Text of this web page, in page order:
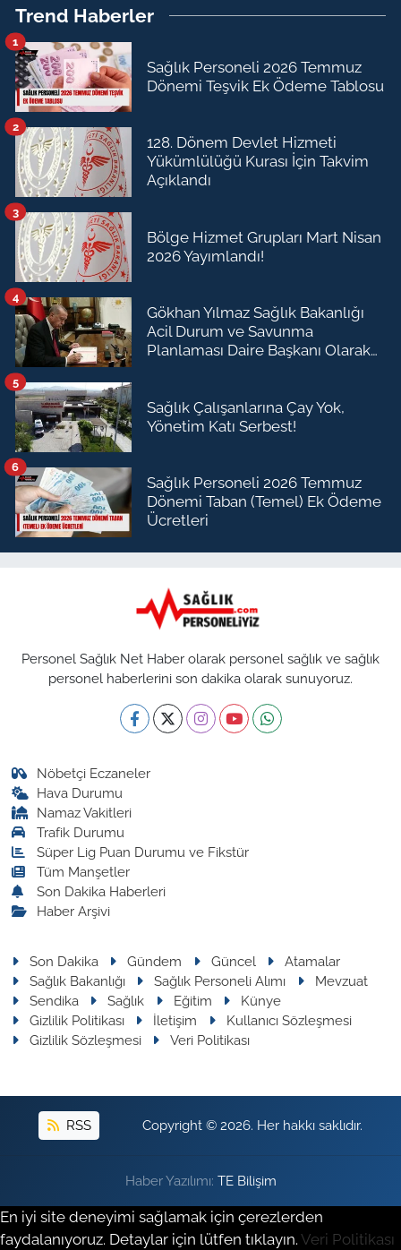
Trend Haberler
Sağlık Personeli 2026 Temmuz
Dönemi Teşvik Ek Ödeme Tablosu
1
128. Dönem Devlet Hizmeti
Yükümlülüğü Kurası İçin Takvim
Açıklandı
2
Bölge Hizmet Grupları Mart Nisan
2026 Yayımlandı!
3
Gökhan Yılmaz Sağlık Bakanlığı
Acil Durum ve Savunma
Planlaması Daire Başkanı Olarak
4
Sağlık Çalışanlarına Çay Yok,
Yönetim Katı Serbest!
5
Sağlık Personeli 2026 Temmuz
Dönemi Taban (Temel) Ek Ödeme
Ücretleri
6
Personel Sağlık Net Haber olarak personel sağlık ve sağlık
personel haberlerini son dakika olarak sunuyoruz.
Nöbetçi Eczaneler
Hava Durumu
Namaz Vakitleri
Trafik Durumu
Süper Lig Puan Durumu ve Fikstür
Tüm Manşetler
Son Dakika Haberleri
Haber Arşivi
Son Dakika Gündem Güncel
Atamalar
Sağlık Bakanlığı
Sağlık Personeli Alımı
Mevzuat
Sendika
Sağlık Eğitim
Künye
Gizlilik Politikası
İletişim
Kullanıcı Sözleşmesi
Gizlilik Sözleşmesi
Veri Politikası
RSS Copyright © 2026. Her hakkı saklıdır.
Haber Yazılımı: TE Bilişim
En iyi site deneyimi sağlamak için çerezlerden
faydalanıyoruz. Detaylar için lütfen tıklayın.Veri Politikası